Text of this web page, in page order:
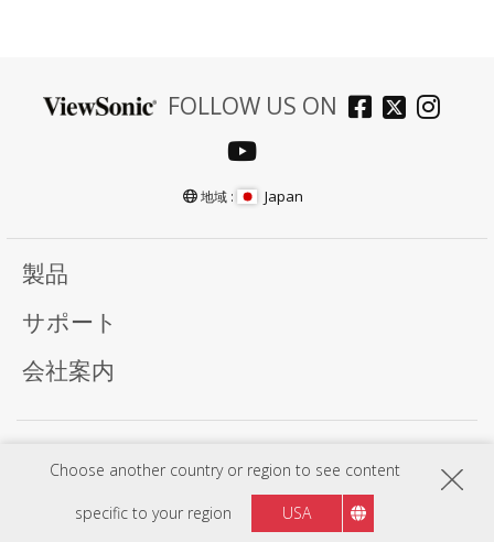
Choose another country or region to see content
specific to your region USA
FOLLOW US ON
地域 : Japan
製品
サポート
会社案内
プログラム、仕様、価格、外観は予告なく変更する場合がありますのでご了承下さい。又は
部分機種及びプログラムは国によって異なることがありますので、詳細情報については
ViewSonic 販売代理店までお問い合わせください。
Copyright © ViewSonic Corporation 2000-2026 . All rights reserved.